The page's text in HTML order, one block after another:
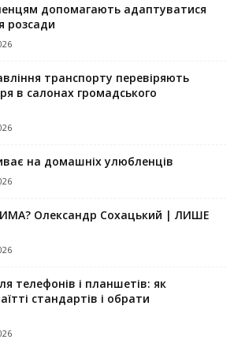
допомагають адаптуватися
розсади
транспорту перевіряють
в салонах громадського
на домашніх улюбленців
Олександр Сохацький | ЛИШЕ
телефонів і планшетів: як
стандартів і обрати